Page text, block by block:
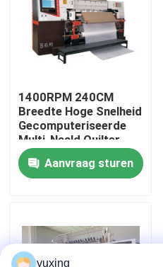
Over Ons
Kwaliteitscontrole
Neem contact met ons op
Gevallen
1400RPM 240CM
Breedte Hoge Snelheid
Gecomputeriseerde
Multi-Naald Quilter
met Roterende Haak​
Aanvraag sturen
yuxing